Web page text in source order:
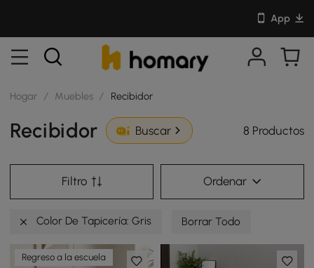
App
Hogar / Muebles / Recibidor
Recibidor Buscar 8 Productos
Filtro Ordenar
Color De Tapicería: Gris Borrar Todo
Regreso a la escuela